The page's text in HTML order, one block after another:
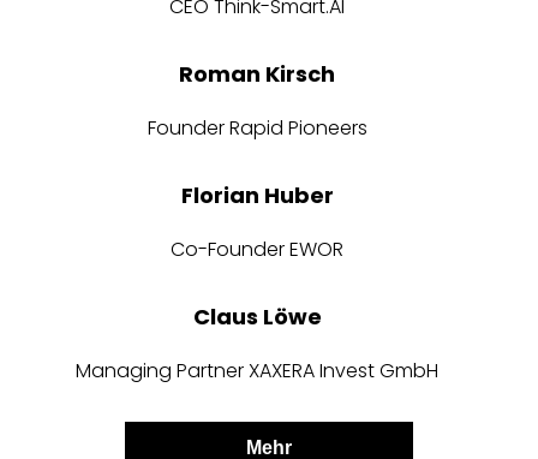
CEO Think-Smart.AI
Roman Kirsch
Founder Rapid Pioneers
Florian Huber
Co-Founder EWOR
Claus Löwe
Managing Partner XAXERA Invest GmbH
Mehr